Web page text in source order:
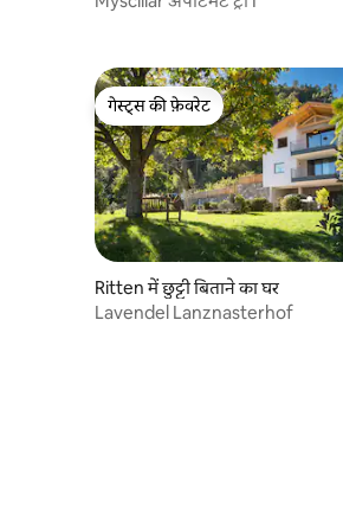
गेस्ट्स की फ़ेवरेट
गेस्ट्स की फ़ेवरेट
Ritten में छुट्टी बिताने का घर
Lavendel Lanznasterhof